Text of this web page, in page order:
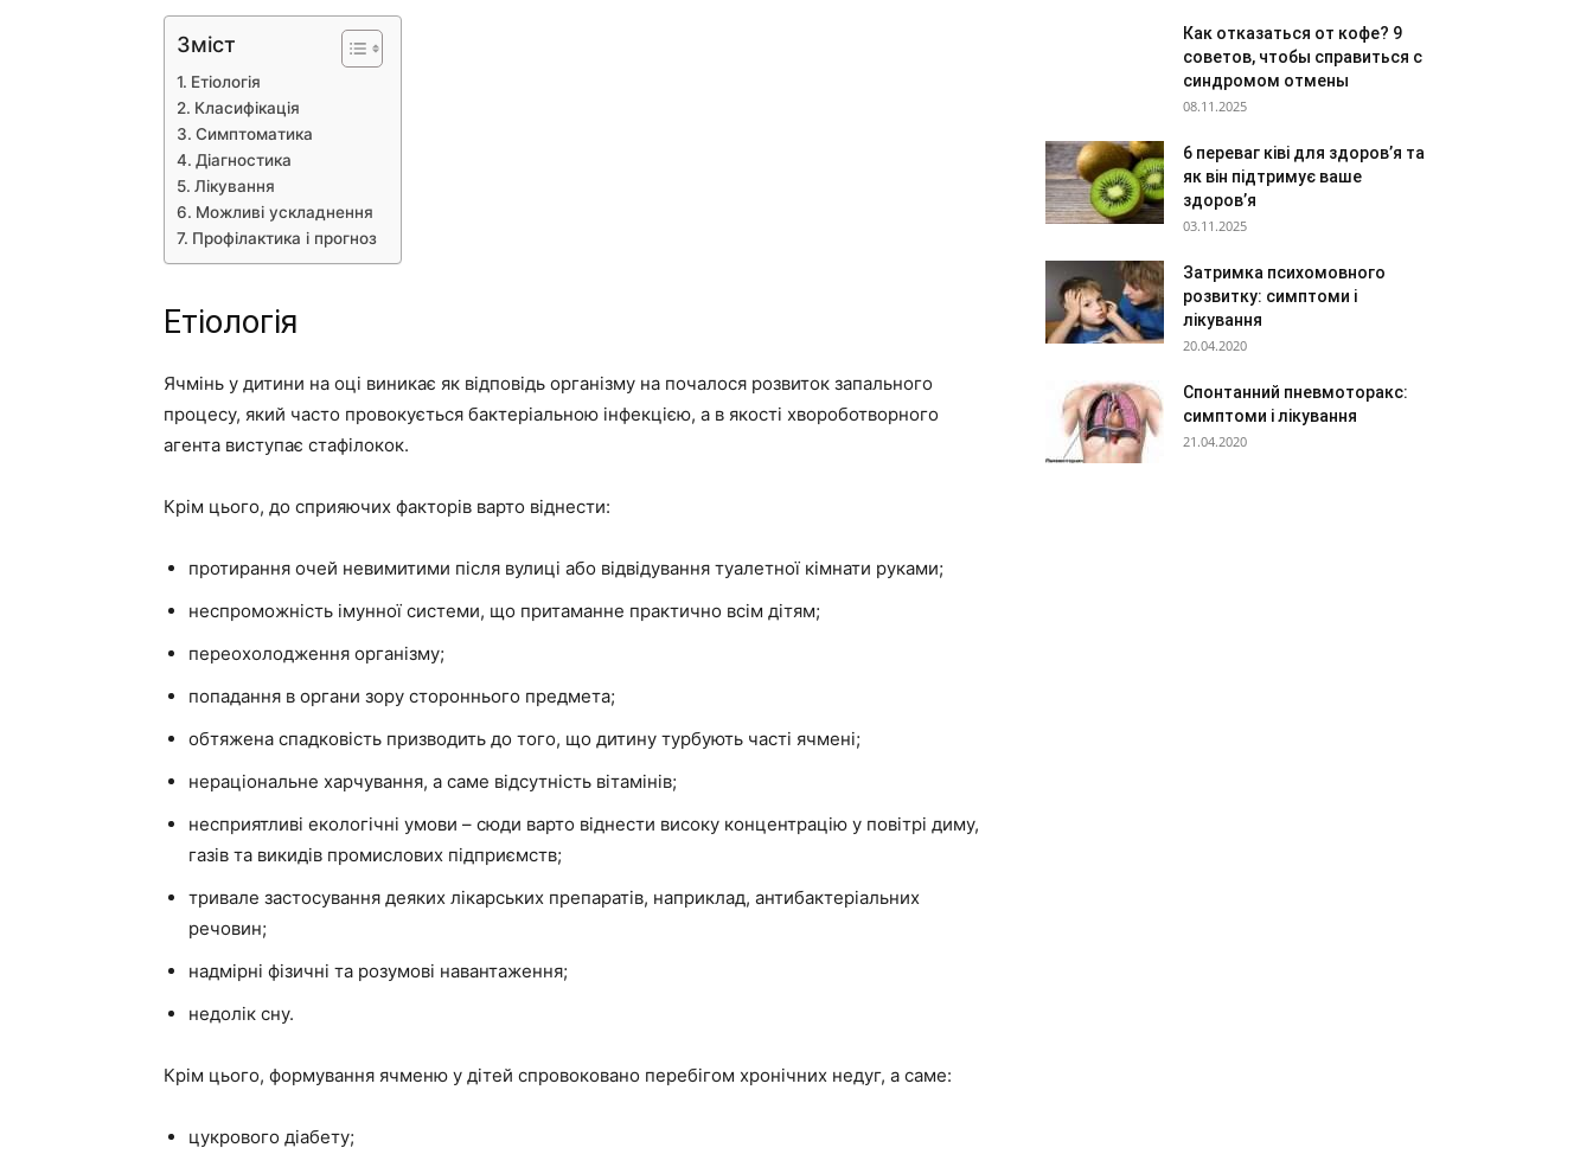
Зміст
Етіологія
Класифікація
Симптоматика
Діагностика
Лікування
Можливі ускладнення
Профілактика і прогноз
Етіологія
Ячмінь у дитини на оці виникає як відповідь організму на почалося розвиток запального
процесу, який часто провокується бактеріальною інфекцією, а в якості хвороботворного
агента виступає стафілокок.
Крім цього, до сприяючих факторів варто віднести:
протирання очей невимитими після вулиці або відвідування туалетної кімнати руками;
неспроможність імунної системи, що притаманне практично всім дітям;
переохолодження організму;
попадання в органи зору стороннього предмета;
обтяжена спадковість призводить до того, що дитину турбують часті ячмені;
нераціональне харчування, а саме відсутність вітамінів;
несприятливі екологічні умови – сюди варто віднести високу концентрацію у повітрі диму,
газів та викидів промислових підприємств;
тривале застосування деяких лікарських препаратів, наприклад, антибактеріальних
речовин;
надмірні фізичні та розумові навантаження;
недолік сну.
Крім цього, формування ячменю у дітей спровоковано перебігом хронічних недуг, а саме:
цукрового діабету;
Как отказаться от кофе? 9
советов, чтобы справиться с
синдромом отмены
08.11.2025
6 переваг ківі для здоров’я та
як він підтримує ваше
здоров’я
03.11.2025
Затримка психомовного
розвитку: симптоми і
лікування
20.04.2020
Спонтанний пневмоторакс:
симптоми і лікування
21.04.2020